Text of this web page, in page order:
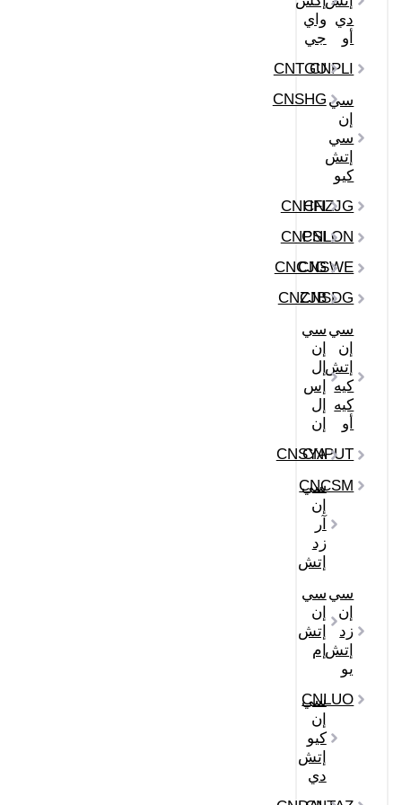
دي
أو
واي
جي
CNPLI
CNTGU
سي
إن
سي
إتش
كيو
CNSHG
CNZJG
CNHFI
CNLON
CNPSI
CNSWE
CNCJG
CNSDG
CNZJB
سي
إن
إتش
كيه
كيه
أو
سي
إن
إل
إس
إل
إن
CNPUT
CNSYA
CNCSM
سي
إن
آر
زد
إتش
سي
إن
زد
إتش
يو
سي
إن
إتش
إم
CNLUO
سي
إن
كيو
إتش
دي